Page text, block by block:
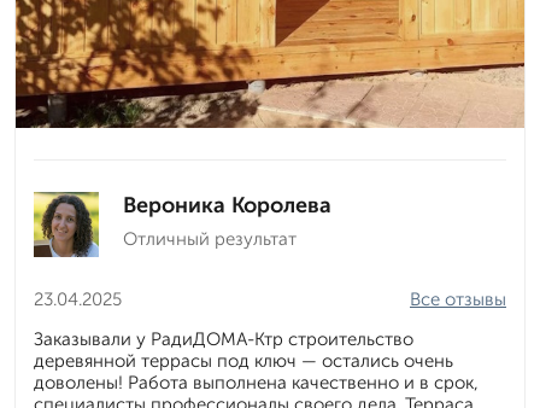
Вероника Королева
Отличный результат
23.04.2025
Все отзывы
Заказывали у РадиДОМА-Ктр строительство
деревянной террасы под ключ — остались очень
доволены! Работа выполнена качественно и в срок,